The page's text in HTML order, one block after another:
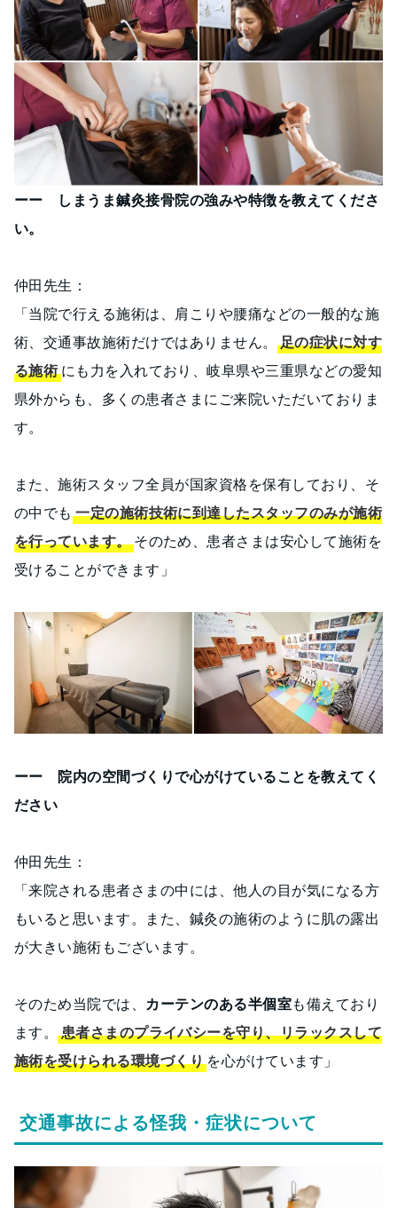
ーー しまうま鍼灸接骨院の強みや特徴を教えてくださ
い。
仲田先生：
「当院で行える施術は、肩こりや腰痛などの一般的な施
術、交通事故施術だけではありません。
足の症状に対す
る施術にも力を入れており、岐阜県や三重県などの愛知
県外からも、多くの患者さまにご来院いただいておりま
す。
また、施術スタッフ全員が国家資格を保有しており、そ
の中でも 一定の施術技術に到達したスタッフのみが施術
を行っています。 そのため、患者さまは安心して施術を
受けることができます」
ーー 院内の空間づくりで心がけていることを教えてく
ださい
仲田先生：
「来院される患者さまの中には、他人の目が気になる方
もいると思います。また、鍼灸の施術のように肌の露出
が大きい施術もございます。
そのため当院では、 カーテンのある半個室も備えており
ます。患者さまのプライバシーを守り、リラックスして
施術を受けられる環境づくり を心がけています」
交通事故による怪我・症状について